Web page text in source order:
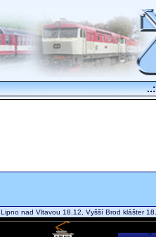
Lipno nad Vltavou 18.12, Vyšší Brod klášter